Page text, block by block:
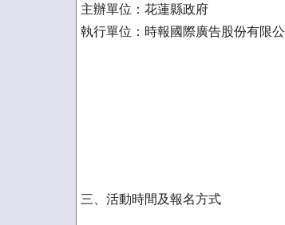
主辦單位：花蓮縣政府
執行單位：時報國際廣告股份有限公
三、活動時間及報名方式